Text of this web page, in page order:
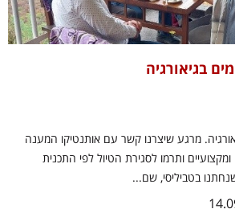
של 8 ימים בגיאורגיה. מרגע שיצרנו קשר עם אותנטיקו המענה
ותרמו לסגירת הטיול לפי התכנית
בטביליסי, שם...